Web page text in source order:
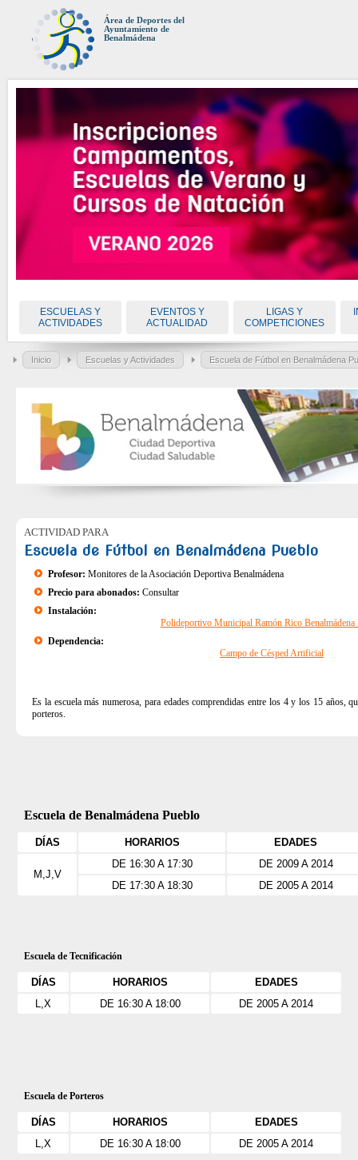
Área de Deportes del
Ayuntamiento de
Benalmádena
ESCUELAS Y
ACTIVIDADES
EVENTOS Y
ACTUALIDAD
LIGAS Y
COMPETICIONES
Inicio Escuelas y Actividades Escuela de Fútbol en Benalmádena
ACTIVIDAD PARA
Escuela de Fútbol en Benalmádena Pueblo
Profesor: Monitores de la Asociación Deportiva Benalmádena
Precio para abonados: Consultar
Instalación:
Polideportivo Municipal Ramón Rico Benalmádena
Dependencia:
Campo de Césped Artificial
Es la escuela más numerosa, para edades comprendidas entre los 4 y los 15 años,
porteros.
Escuela de Benalmádena Pueblo
DÍAS HORARIOS EDADES
M,J,V
DE 16:30 A 17:30
DE 2009 A 2014
DE 17:30 A 18:30
DE 2005 A 2014
Escuela de Tecnificación
DÍAS HORARIOS
EDADES
L,X
DE 16:30 A 18:00 DE 2005 A 2014
Escuela de Porteros
DÍAS HORARIOS
EDADES
L,X
DE 16:30 A 18:00 DE 2005 A 2014